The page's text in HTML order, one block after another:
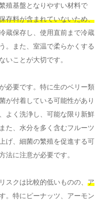
殖基盤となりやすい材料で
存料が含まれていないため、
蔵保存し、使用直前まで冷蔵
。また、室温で柔らかくする
いことが大切です。
必要です。特に生のベリー類
が付着している可能性があり
よく洗浄し、可能な限り新鮮
た、水分を多く含むフルーツ
げ、細菌の繁殖を促進する可
法に注意が必要です。
スクは比較的低いものの、 ア
。特にピーナッツ、アーモン